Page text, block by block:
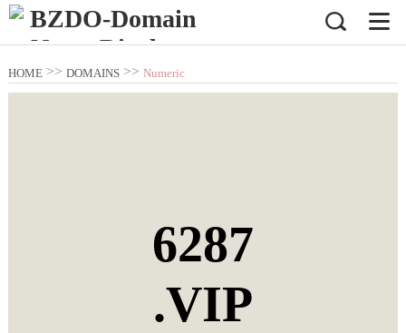
HOME >> DOMAINS>> Numeric
Domain Name
6287
.VIP